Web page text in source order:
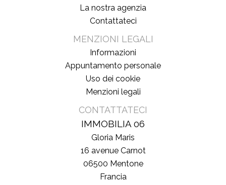
La nostra agenzia
Contattateci
MENZIONI LEGALI
Informazioni
Appuntamento personale
Uso dei cookie
Menzioni legali
CONTATTATECI
IMMOBILIA 06
Gloria Maris
16 avenue Carnot
06500 Mentone
Francia